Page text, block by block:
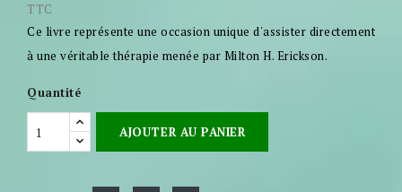
TTC
Ce livre représente une occasion unique d'assister directement
à une véritable thérapie menée par Milton H. Erickson.
Quantité
AJOUTER AU PANIER